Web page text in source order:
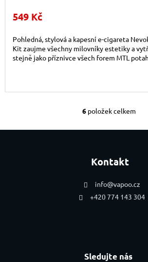
549 Kč
Pohledná, stylová a kapesní e-cigareta
Kit zaujme všechny milovníky estetiky a
stejně jako příznivce všech forem MTL
6 položek celkem
Kontakt
info@vapoo.cz
+420 774 143 304
Sledujte nás